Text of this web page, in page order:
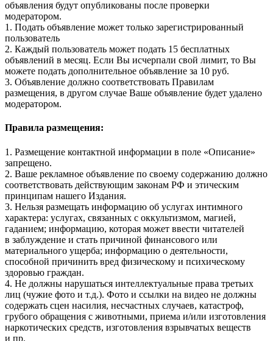
объявления будут опубликованы после проверки
модератором.
1. Подать объявление может только зарегистрированный
пользователь
2. Каждый пользователь может подать 15 бесплатных
объявлений в месяц. Если Вы исчерпали свой лимит, то Вы
можете подать дополнительное объявление за 10 руб.
3. Объявление должно соответствовать Правилам
размещения, в другом случае Ваше объявление будет удалено
модератором.
Правила размещения:
1. Размещение контактной информации в поле «Описание»
запрещено.
2. Ваше рекламное объявление по своему содержанию должно
соответствовать действующим законам РФ и этическим
принципам нашего Издания.
3. Нельзя размещать информацию об услугах интимного
характера: услугах, связанных с оккультизмом, магией,
гаданием; информацию, которая может ввести читателей
в заблуждение и стать причиной финансового или
материального ущерба; информацию о деятельности,
способной причинить вред физическому и психическому
здоровью граждан.
4. Не должны нарушаться интеллектуальные права третьих
лиц (чужие фото и т.д.). Фото и ссылки на видео не должны
содержать сцен насилия, несчастных случаев, катастроф,
грубого обращения с животными, приема и/или изготовления
наркотических средств, изготовления взрывчатых веществ
и пр.